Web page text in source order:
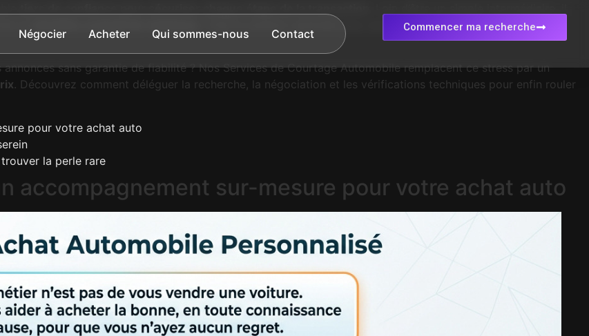
Négocier Acheter Qui sommes-nous Contact Commencer ma recherche
au
. C’est la solution optimale pour accéder à des véhicules certifiés, y
sans garantie de fiabilité ? Nos Services de Courtage Automobile remplacent ce stress par un
. Découvrez comment déléguer la recherche, la négociation et les vérifications techniques pour enfin rouler
pour votre achat auto
la perle rare
accompagnement sur-mesure pour votre achat auto